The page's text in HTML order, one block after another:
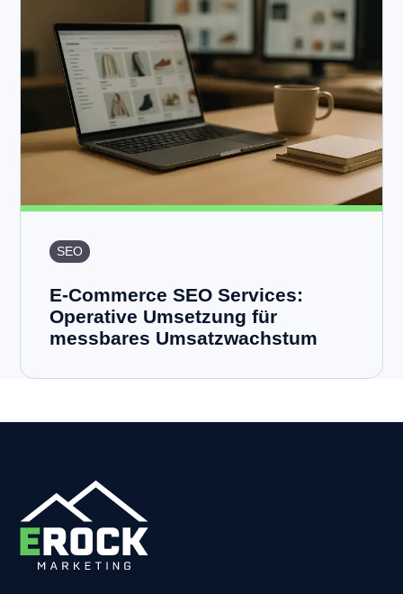
SEO
E-Commerce SEO Services:
Operative Umsetzung für
messbares Umsatzwachstum